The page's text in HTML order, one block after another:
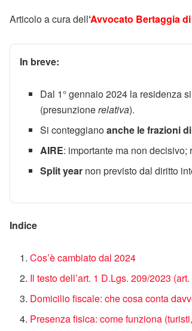
Articolo a cura dell‘Avvocato Bertaggia
In breve:
Dal 1° gennaio 2024 la residenza
(presunzionerelativa).
Si conteggianoanche le frazioni
AIRE: importante ma non
Split year non previsto dal diritto
Indice
Cos’è cambiato dal 2024
Il testo dell’art. 1 D.Lgs. 209/2023
Domicilio fiscale: che cosa conta
Presenza fisica: come funziona